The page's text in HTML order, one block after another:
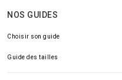
NOS GUIDES
Choisir son guide
Guide des tailles